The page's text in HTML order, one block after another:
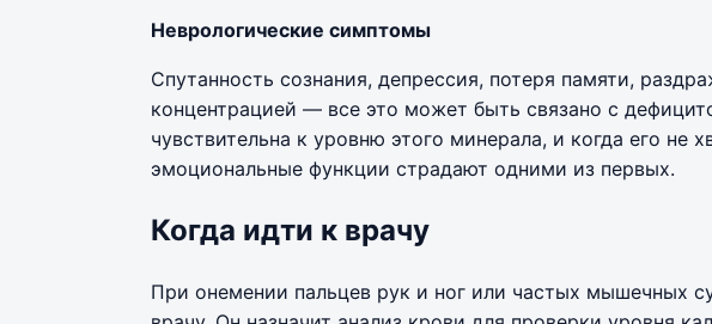
Неврологические симптомы
Спутанность сознания, депрессия, потеря памяти,
концентрацией — все это может быть связано с
чувствительна к уровню этого минерала, и когда его не
эмоциональные функции страдают одними из первых.
Когда идти к врачу
При онемении пальцев рук и ног или частых мышечных